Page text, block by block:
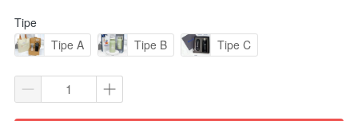
Tipe
Tipe A
Tipe B Tipe C